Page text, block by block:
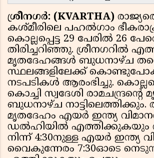
ശ്രീനഗര്‍: (KVARTHA)
കശ്മീരിലെ പഹൽഗാം
കൊല്ലപ്പെട്ട 29 പേരിൽ 26
തിരിച്ചറിഞ്ഞു. ശ്രീനഗറിൽ
മൃതദേഹങ്ങൾ ബുധനാഴ്ച
സ്ഥലങ്ങളിലേക്ക്
നടപടികൾ ആരംഭിച്ചു.
കൊച്ചി സ്വദേശി
ബുധനാഴ്ച നാട്ടിലെത്തിക്കും.
മൃതദേഹം എയർ ഇന്ത്യ
ഡൽഹിയിൽ എത്തിക്കുകയും
നിന്ന് 4:30നുള്ള എയർ ഇന്ത്യ
വൈകുന്നേരം 7:30ഓടെ